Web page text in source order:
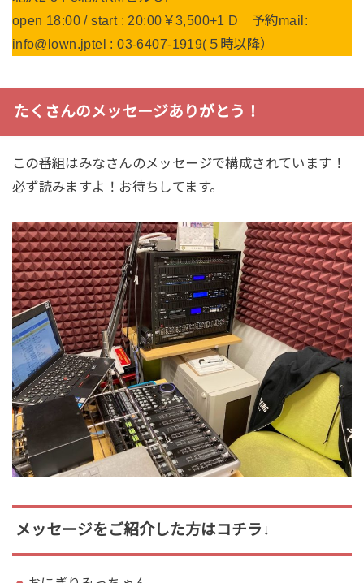
open 18:00 / start : 20:00￥3,500+1 D 予約mail:
info@lown.jptel : 03-6407-1919(５時以降）
たくさんのメッセージありがとう！
この番組はみなさんのメッセージで構成されています！
必ず読みますよ！お待ちしてます。
メッセージをご紹介した方はコチラ↓